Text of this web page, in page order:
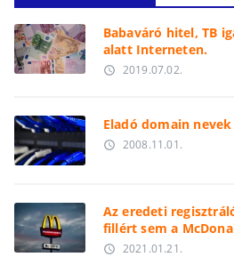
Babaváró hitel, TB
alatt Interneten.
access_time 2019.07.02.
Eladó domain nevek
access_time 2008.11.01.
Az eredeti
fillért sem a
access_time 2021.01.21.